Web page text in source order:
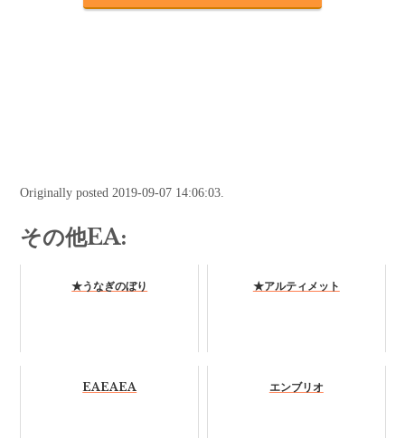
Originally posted 2019-09-07 14:06:03.
その他EA:
★うなぎのぼり ★アルティメット
EAEAEA エンブリオ